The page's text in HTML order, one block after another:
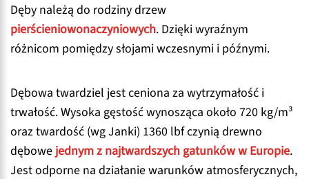
Dęby należą do rodziny drzew
pierścieniowonaczyniowych. Dzięki wyraźnym
różnicom pomiędzy słojami wczesnymi i późnymi.
Dębowa twardziel jest ceniona za wytrzymałość i
trwałość. Wysoka gęstość wynosząca około 720 kg/m³
oraz twardość (wg Janki) 1360 lbf czynią drewno
dębowe jednym z najtwardszych gatunków w Europie.
Jest odporne na działanie warunków atmosferycznych,